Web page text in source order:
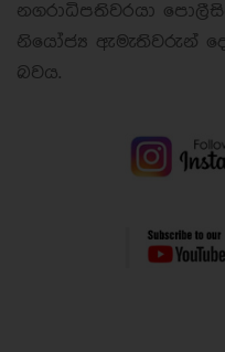
නගරාධිපතිවරයා
නියෝජ්‍ය ඇමැතිවරුන්
බවය.